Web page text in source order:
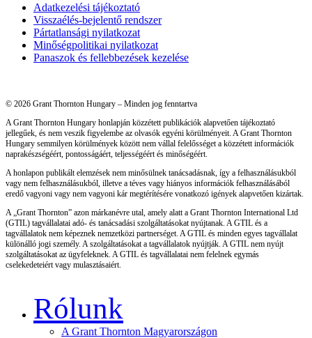
Adatkezelési tájékoztató
Visszaélés-bejelentő rendszer
Pártatlansági nyilatkozat
Minőségpolitikai nyilatkozat
Panaszok és fellebbezések kezelése
© 2026 Grant Thornton Hungary – Minden jog fenntartva
A Grant Thornton Hungary honlapján közzétett publikációk alapvetően tájékoztató
jellegűek, és nem veszik figyelembe az olvasók egyéni körülményeit. A Grant Thornton
Hungary semmilyen körülmények között nem vállal felelősséget a közzétett információk
naprakészségéért, pontosságáért, teljességéért és minőségéért.
A honlapon publikált elemzések nem minősülnek tanácsadásnak, így a felhasználásukból
vagy nem felhasználásukból, illetve a téves vagy hiányos információk felhasználásából
eredő vagyoni vagy nem vagyoni kár megtérítésére vonatkozó igények alapvetően kizártak.
A „Grant Thornton” azon márkanévre utal, amely alatt a Grant Thornton International Ltd
(GTIL) tagvállalatai adó- és tanácsadási szolgáltatásokat nyújtanak. A GTIL és a
tagvállalatok nem képeznek nemzetközi partnerséget. A GTIL és minden egyes tagvállalat
különálló jogi személy. A szolgáltatásokat a tagvállalatok nyújtják. A GTIL nem nyújt
szolgáltatásokat az ügyfeleknek. A GTIL és tagvállalatai nem felelnek egymás
cselekedeteiért vagy mulasztásaiért.
Rólunk
A Grant Thornton Magyarországon